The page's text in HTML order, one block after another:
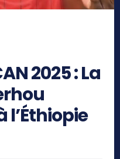
2025 : La
l’Éthiopie